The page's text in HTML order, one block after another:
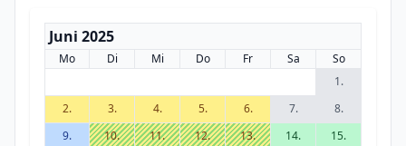
Juni 2025
Mo Di Mi Do Fr Sa
So
1.
2.
3. 4. 5. 6. 7.
8.
9.
10. 11. 12. 13. 14. 15.